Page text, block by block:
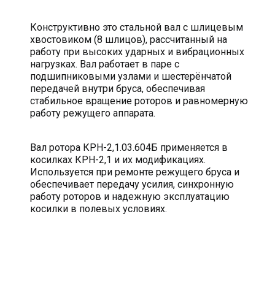
Конструктивно это стальной вал с шлицевым
хвостовиком (8 шлицов), рассчитанный на
работу при высоких ударных и вибрационных
нагрузках. Вал работает в паре с
подшипниковыми узлами и шестерёнчатой
передачей внутри бруса, обеспечивая
стабильное вращение роторов и равномерную
работу режущего аппарата.
Вал ротора КРН-2,1.03.604Б применяется в
косилках КРН-2,1 и их модификациях.
Используется при ремонте режущего бруса и
обеспечивает передачу усилия, синхронную
работу роторов и надежную эксплуатацию
косилки в полевых условиях.